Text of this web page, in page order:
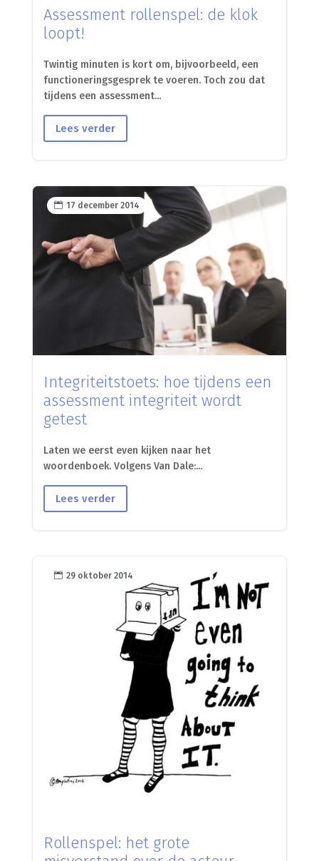
Assessment rollenspel: de klok
loopt!
Twintig minuten is kort om, bijvoorbeeld, een
functioneringsgesprek te voeren. Toch zou dat
tijdens een assessment...
Lees verder
Integriteitstoets: hoe tijdens een
assessment integriteit wordt
getest
Laten we eerst even kijken naar het
woordenboek. Volgens Van Dale:...
Lees verder
 17 december 2014
Rollenspel: het grote
 29 oktober 2014